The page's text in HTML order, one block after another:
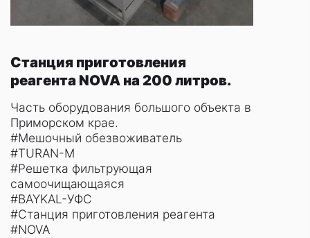
Станция приготовления
реагента NOVA на 200 литров.
Часть оборудования большого объекта в
Приморском крае.
#Мешочный обезвоживатель
#TURAN-М
#Решетка фильтрующая
самоочищающаяся
#BAYKAL-УФС
#Станция приготовления реагента
#NOVA